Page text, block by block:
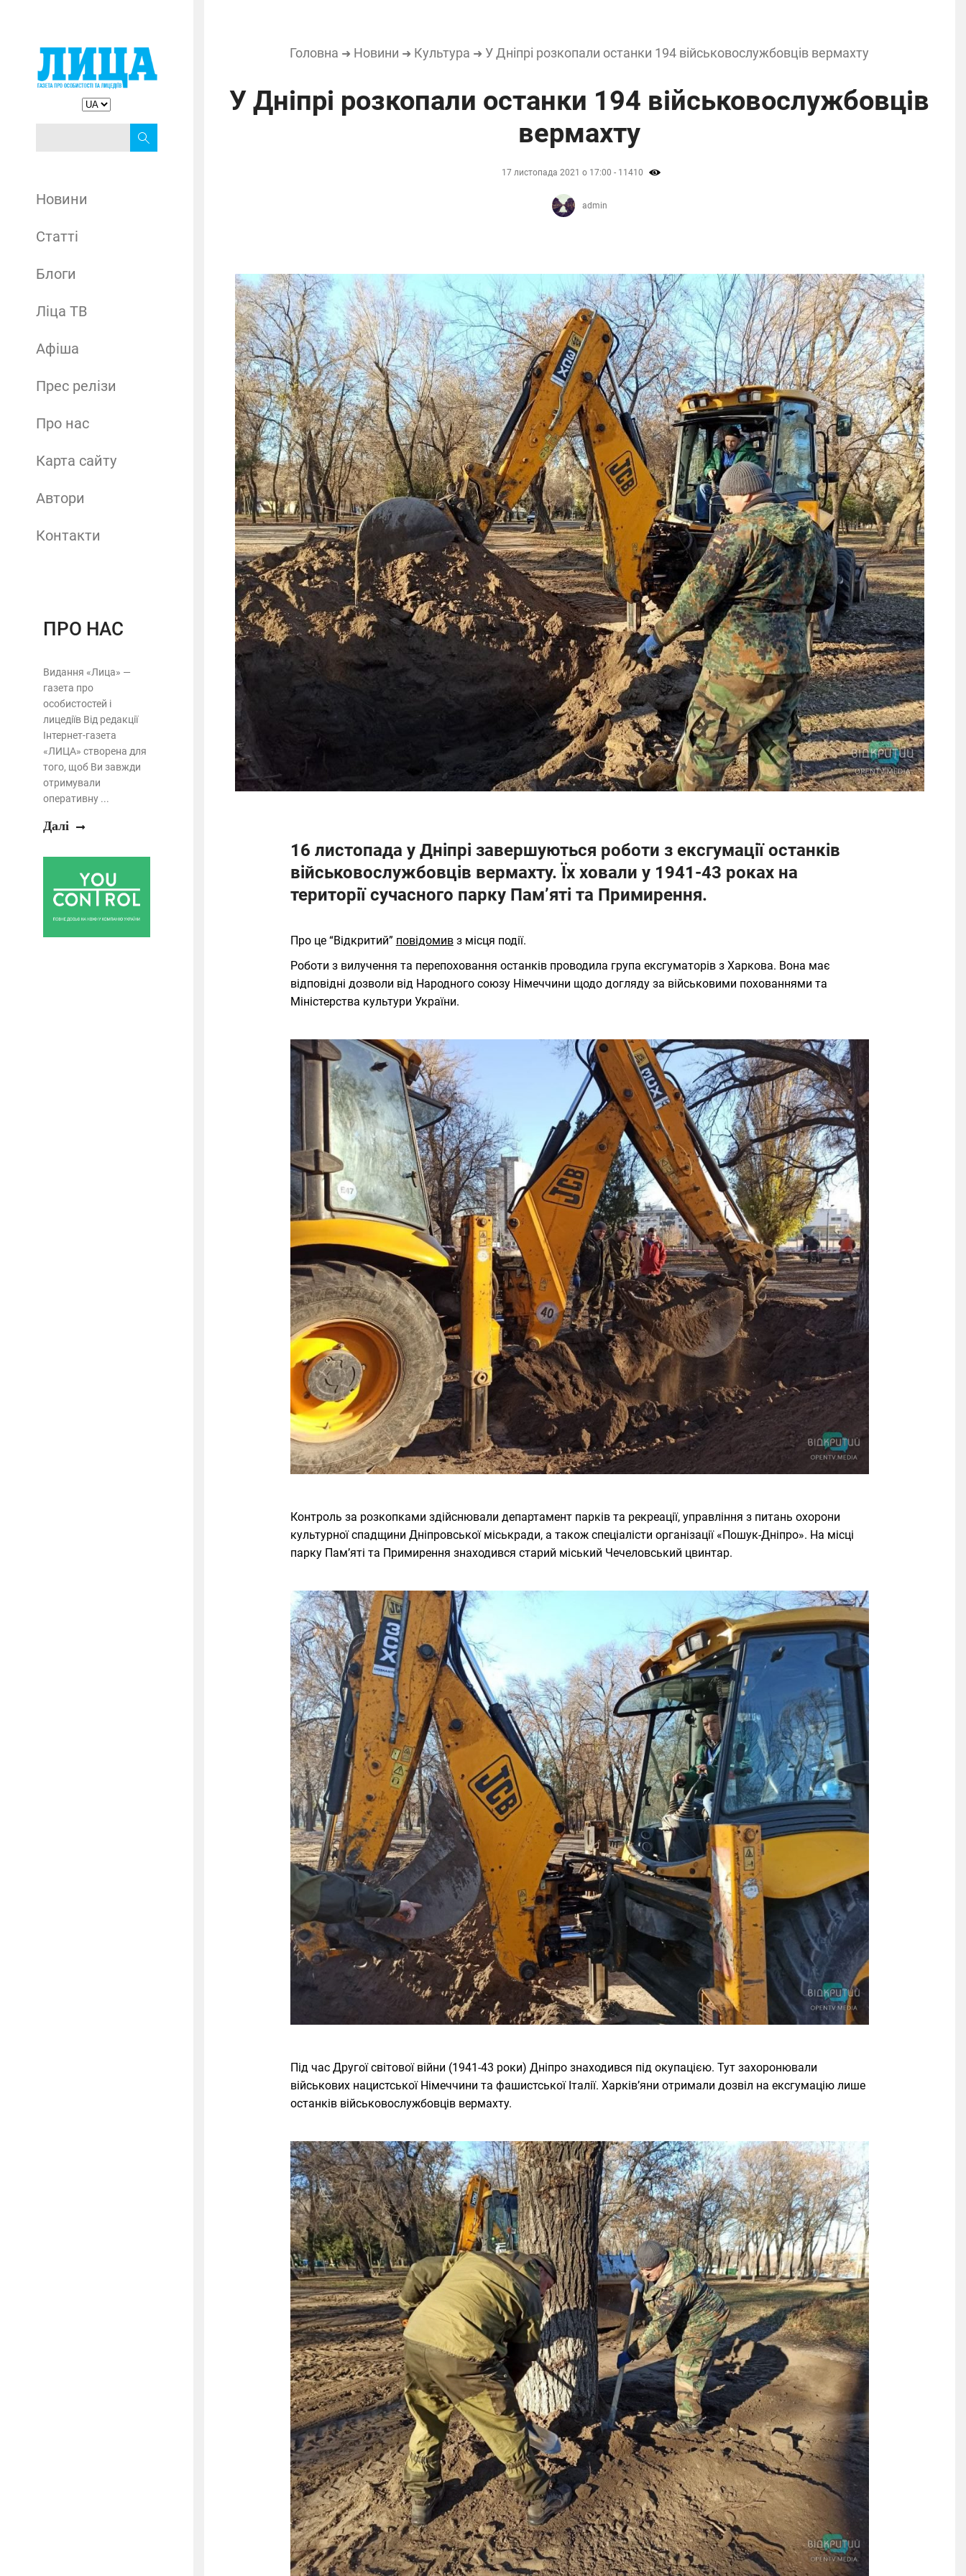
Новини
Статті
Блоги
Ліца ТВ
Афіша
Прес релізи
Про нас
Карта сайту
Автори
Контакти
ПРО НАС
Видання «Лица» —
газета про
особистостей і
лицедіїв Від редакції
Інтернет-газета
«ЛИЦА» створена для
того, щоб Ви завжди
отримували
оперативну ...
Далі
Головна ➜ Новини ➜ Культура ➜ У Дніпрі розкопали останки 194 військовослужбовців вермахту
У Дніпрі розкопали останки 194 військовослужбовців
вермахту
17 листопада 2021 о 17:00 - 11410
admin
16 листопада у Дніпрі завершуються роботи з ексгумації останків
військовослужбовців вермахту. Їх ховали у 1941-43 роках на
території сучасного парку Пам’яті та Примирення.
Про це “Відкритий” повідомивз місця події.
Роботи з вилучення та перепоховання останків проводила група ексгуматорів з Харкова. Вона має
відповідні дозволи від Народного союзу Німеччини щодо догляду за військовими похованнями та
Міністерства культури України.
Контроль за розкопками здійснювали департамент парків та рекреації, управління з питань охорони
культурної спадщини Дніпровської міськради, а також спеціалісти організації «Пошук-Дніпро». На місці
парку Пам’яті та Примирення знаходився старий міський Чечеловський цвинтар.
Під час Другої світової війни (1941-43 роки) Дніпро знаходився під окупацією. Тут захоронювали
військових нацистської Німеччини та фашистської Італії. Харків’яни отримали дозвіл на ексгумацію лише
останків військовослужбовців вермахту.